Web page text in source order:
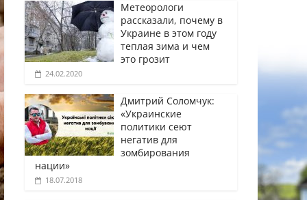
Метеорологи
рассказали, почему в
Украине в этом году
теплая зима и чем
это грозит
24.02.2020
Дмитрий Соломчук:
«Украинские
политики сеют
негатив для
зомбирования
нации»
18.07.2018